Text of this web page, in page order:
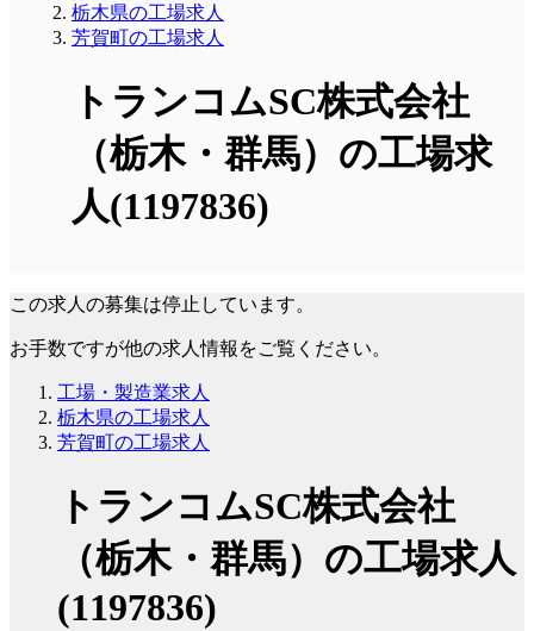
栃木県の工場求人
芳賀町の工場求人
トランコムSC株式会社
（栃木・群馬）の工場求
人(1197836)
この求人の募集は停止しています。
お手数ですが他の求人情報をご覧ください。
工場・製造業求人
栃木県の工場求人
芳賀町の工場求人
トランコムSC株式会社
（栃木・群馬）の工場求人
(1197836)